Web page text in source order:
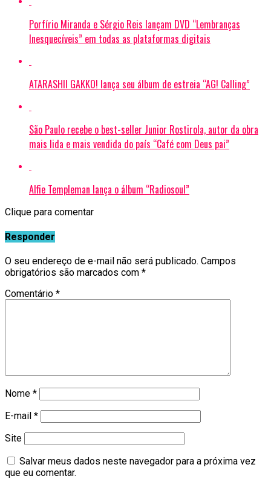
Porfírio Miranda e Sérgio Reis lançam DVD “Lembranças
Inesquecíveis” em todas as plataformas digitais
ATARASHII GAKKO! lança seu álbum de estreia “AG! Calling”
São Paulo recebe o best-seller Junior Rostirola, autor da obra
mais lida e mais vendida do país “Café com Deus pai”
Alfie Templeman lança o álbum “Radiosoul”
Clique para comentar
Responder
O seu endereço de e-mail não será publicado. Campos
obrigatórios são marcados com *
Comentário *
Nome *
E-mail *
Site
Salvar meus dados neste navegador para a próxima vez
que eu comentar.